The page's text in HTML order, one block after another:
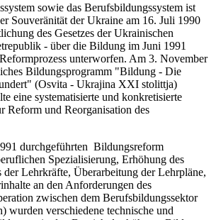
sowie das Berufsbildungssystem ist
Souveränität der Ukraine am 16. Juli 1990
des Gesetzes der Ukrainischen
- über die Bildung im Juni 1991
unterworfen. Am 3. November
Bildungsprogramm "Bildung - Die
(Osvita - Ukrajina XXI stolittja)
eine systematisierte und konkretisierte
Reform und Reorganisation des
durchgeführten Bildungsreform
Spezialisierung, Erhöhung des
Lehrkräfte, Überarbeitung der Lehrpläne,
an den Anforderungen des
zwischen dem Berufsbildungssektor
wurden verschiedene technische und